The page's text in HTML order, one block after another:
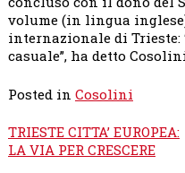
volume (in lingua
internazionale di Trieste:
casuale”, ha detto
Posted in Cosolini
Navigazione
articoli
TRIESTE CITTA’ EUROPEA:
LA VIA PER CRESCERE